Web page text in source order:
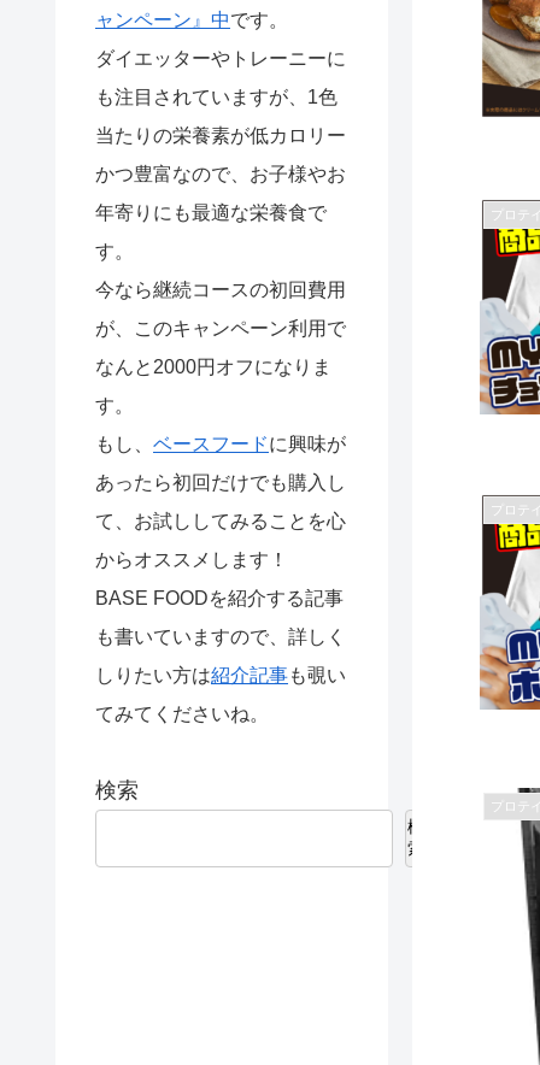
プロテ
プロテ
プロテ
得なスター
ご用意。
ャンペーン』中です。
ダイエッターやトレーニーに
も注目されていますが、1色
当たりの栄養素が低カロリー
かつ豊富なので、お子様やお
年寄りにも最適な栄養食で
す。
今なら継続コースの初回費用
が、このキャンペーン利用で
なんと2000円オフになりま
す。
もし、 ベースフードに興味が
あったら初回だけでも購入し
て、お試ししてみることを心
からオススメします！
BASE FOODを紹介する記事
も書いていますので、詳しく
しりたい方は紹介記事も覗い
てみてくださいね。
検索
検
索